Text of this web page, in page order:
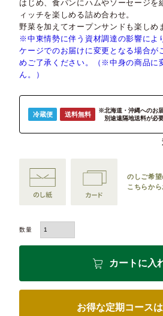
はじめ、食パンにハムやソーセージを
ィッチを楽しめる詰め合わせ。
野菜を加えてオープンサンドも楽しめ
※中東情勢に伴う資材調達の影響によ
ケージでのお届けに変更となる場合が
めご了承ください。（※中身の商品に
ん。）
冷蔵便 送料無料
※北海道・沖縄へのお届
別途遠隔地送料が必
のしご希望
こちらから
カートに入
お得な定期コース